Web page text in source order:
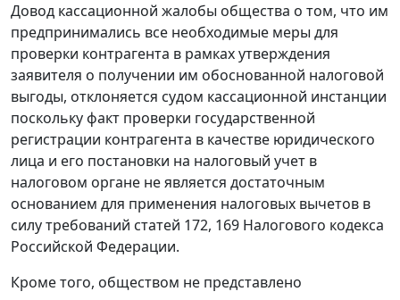
Довод кассационной жалобы общества о том, что им
предпринимались все необходимые меры для
проверки контрагента в рамках утверждения
заявителя о получении им обоснованной налоговой
выгоды, отклоняется судом кассационной инстанции
поскольку факт проверки государственной
регистрации контрагента в качестве юридического
лица и его постановки на налоговый учет в
налоговом органе не является достаточным
основанием для применения налоговых вычетов в
силу требований статей 172, 169 Налогового кодекса
Российской Федерации.
Кроме того, обществом не представлено